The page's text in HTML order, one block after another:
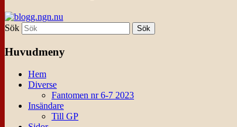
Sök
Huvudmeny
Hem
Diverse
Fantomen nr 6-7 2023
Insändare
Till GP